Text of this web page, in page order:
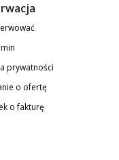
prywatności
o ofertę
o fakturę